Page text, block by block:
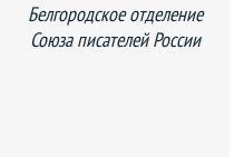
Белгородское отделение
Союза писателей России